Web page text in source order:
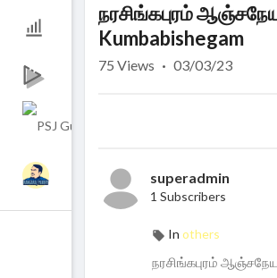
நரசிங்கபுரம்
Kumbabishegam
75 Views · 03/03/23
superadmin
1 Subscribers
In others
நரசிங்கபுரம்